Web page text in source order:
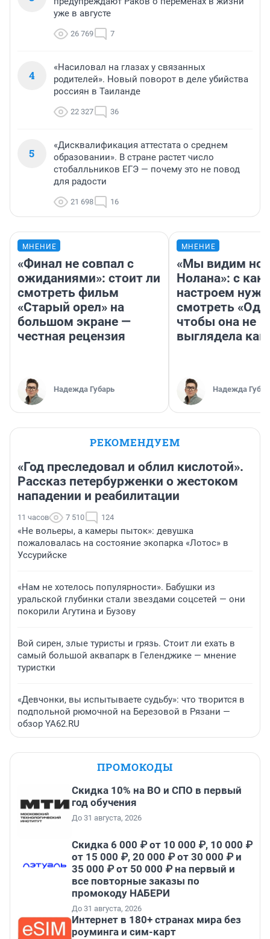
уже в августе
26 769 7
4
«Насиловал на глазах у связанных
родителей». Новый поворот в деле убийства
россиян в Таиланде
22 327 36
5
«Дисквалификация аттестата о среднем
образовании». В стране растет число
стобалльников ЕГЭ — почему это не повод
для радости
21 698 16
МНЕНИЕ
«Финал не совпал с
ожиданиями»: стоит ли
смотреть фильм
«Старый орел» на
большом экране —
честная рецензия
Надежда Губарь
МНЕНИЕ
«Мы видим
Нолана»: с
настроем
смотреть
чтобы она не
выглядела как
Надежда
РЕКОМЕНДУЕМ
«Год преследовал и облил кислотой».
Рассказ петербурженки о жестоком
нападении и реабилитации
11 часов 7 510 124
«Не вольеры, а камеры пыток»: девушка
пожаловалась на состояние экопарка «Лотос» в
Уссурийске
«Нам не хотелось популярности». Бабушки из
уральской глубинки стали звездами соцсетей — они
покорили Агутина и Бузову
Вой сирен, злые туристы и грязь. Стоит ли ехать в
самый большой аквапарк в Геленджике — мнение
туристки
«Девчонки, вы испытываете судьбу»: что творится в
подпольной рюмочной на Березовой в Рязани —
обзор YA62.RU
ПРОМОКОДЫ
Скидка 10% на ВО и СПО в первый
год обучения
До 31 августа, 2026
Скидка 6 000 ₽ от 10 000 ₽, 10 000 ₽
от 15 000 ₽, 20 000 ₽ от 30 000 ₽ и
35 000 ₽ от 50 000 ₽ на первый и
все повторные заказы по
промокоду НАБЕРИ
До 31 августа, 2026
Интернет в 180+ странах мира без
роуминга и сим-карт